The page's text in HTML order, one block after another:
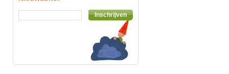
Inschrijven